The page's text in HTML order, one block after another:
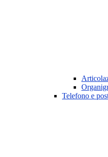
Telefono e